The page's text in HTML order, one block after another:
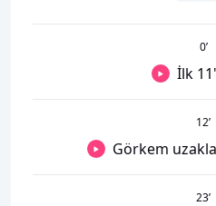
0’
İlk
12’
Görkem
23’